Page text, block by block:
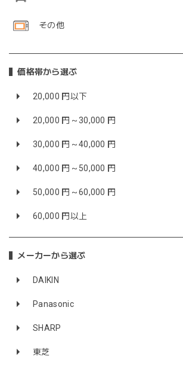
その他
価格帯から選ぶ
20,000 円以下
20,000 円～30,000 円
30,000 円～40,000 円
40,000 円～50,000 円
50,000 円～60,000 円
60,000 円以上
メーカーから選ぶ
DAIKIN
Panasonic
SHARP
東芝